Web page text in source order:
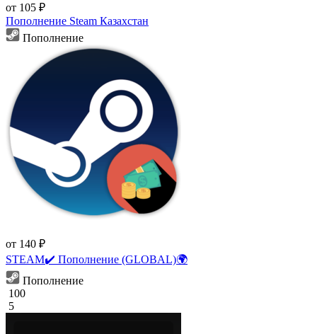
от 105 ₽
Пополнение Steam Казахстан
Пополнение
от 140 ₽
STEAM✔️ Пополнение (GLOBAL)🌍
Пополнение
100
5